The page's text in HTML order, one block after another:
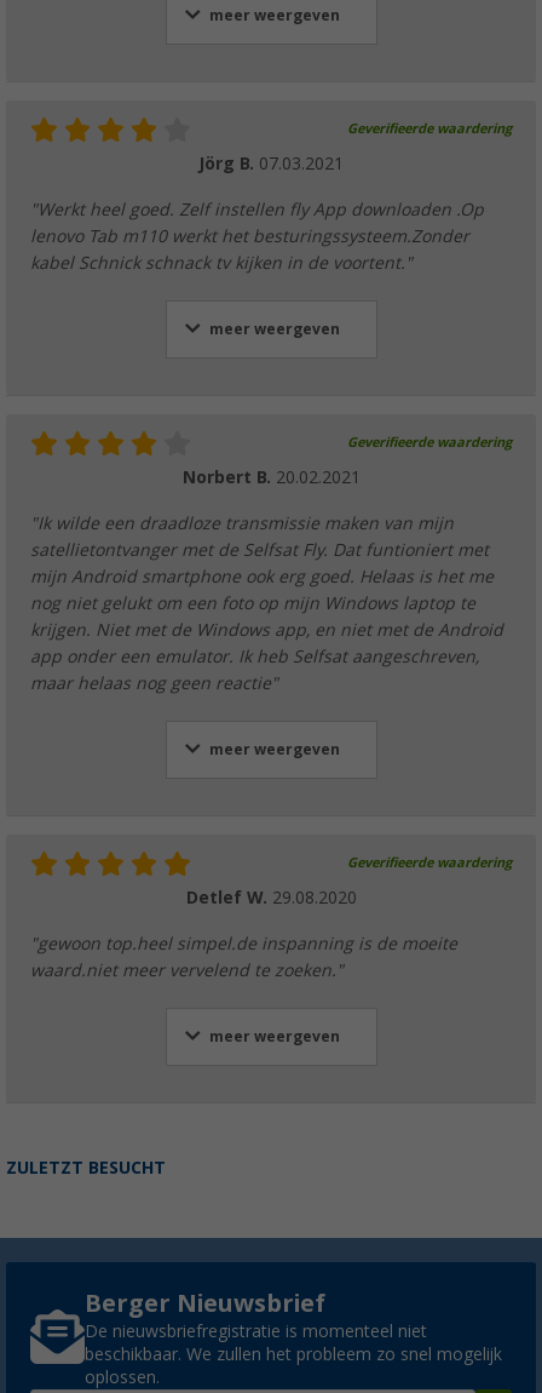
meer weergeven
Geverifieerde waardering
Jörg B. 07.03.2021
"Werkt heel goed. Zelf instellen fly App downloaden .Op
lenovo Tab m110 werkt het besturingssysteem.Zonder
kabel Schnick schnack tv kijken in de voortent."
meer weergeven
Geverifieerde waardering
Norbert B. 20.02.2021
"Ik wilde een draadloze transmissie maken van mijn
satellietontvanger met de Selfsat Fly. Dat funtioniert met
mijn Android smartphone ook erg goed. Helaas is het me
nog niet gelukt om een foto op mijn Windows laptop te
krijgen. Niet met de Windows app, en niet met de Android
app onder een emulator. Ik heb Selfsat aangeschreven,
maar helaas nog geen reactie"
meer weergeven
Geverifieerde waardering
Detlef W. 29.08.2020
"gewoon top.heel simpel.de inspanning is de moeite
waard.niet meer vervelend te zoeken."
meer weergeven
ZULETZT BESUCHT
Berger Nieuwsbrief
De nieuwsbriefregistratie is momenteel niet
beschikbaar. We zullen het probleem zo snel mogelijk
oplossen.